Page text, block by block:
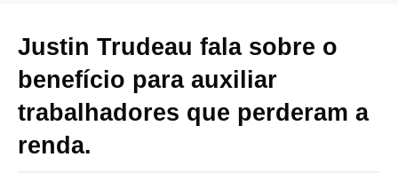
Justin Trudeau fala sobre o
benefício para auxiliar
trabalhadores que perderam a
renda.